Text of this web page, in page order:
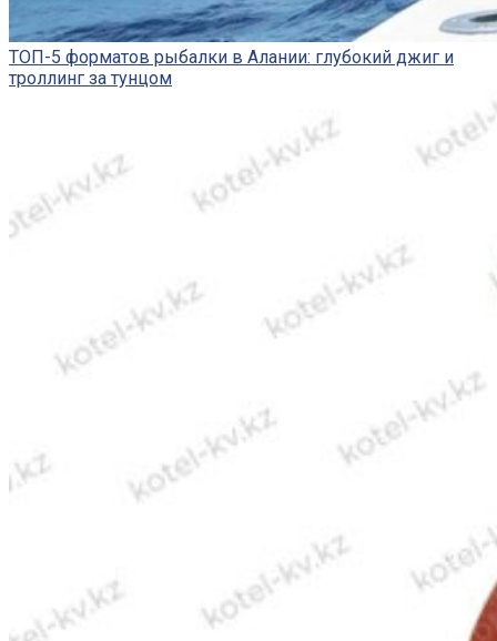
ТОП-5 форматов рыбалки в Алании: глубокий джиг и
троллинг за тунцом